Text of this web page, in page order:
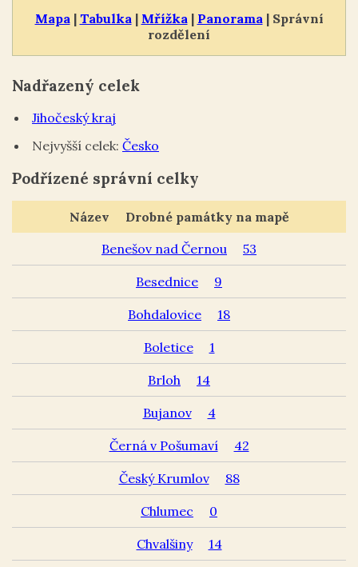
Mapa | Tabulka | Mřížka | Panorama | Správní
rozdělení
Nadřazený celek
Jihočeský kraj
Nejvyšší celek: Česko
Podřízené správní celky
Název
Drobné památky na mapě
Benešov nad Černou
53
Besednice 9
Bohdalovice 18
Boletice 1
Brloh 14
Bujanov 4
Černá v Pošumaví 42
Český Krumlov 88
Chlumec 0
Chvalšiny 14